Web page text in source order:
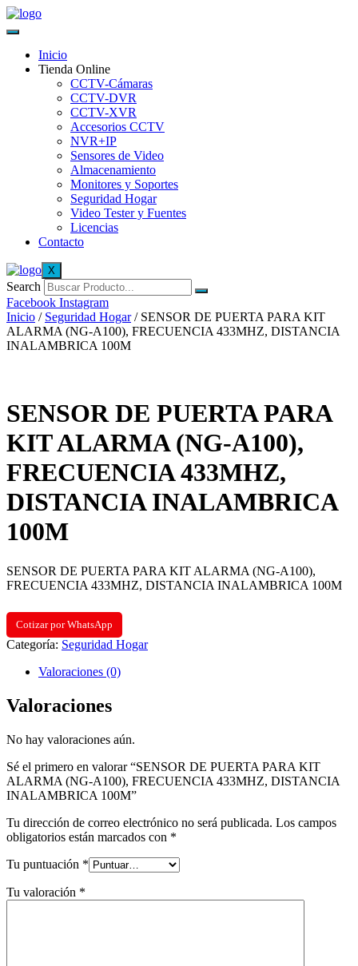
Inicio
Tienda Online
CCTV-Cámaras
CCTV-DVR
CCTV-XVR
Accesorios CCTV
NVR+IP
Sensores de Video
Almacenamiento
Monitores y Soportes
Seguridad Hogar
Video Tester y Fuentes
Licencias
Contacto
X
Search
Facebook Instagram
Inicio / Seguridad Hogar/ SENSOR DE PUERTA PARA KIT
ALARMA (NG-A100), FRECUENCIA 433MHZ, DISTANCIA
INALAMBRICA 100M
SENSOR DE PUERTA PARA
KIT ALARMA (NG-A100),
FRECUENCIA 433MHZ,
DISTANCIA INALAMBRICA
100M
SENSOR DE PUERTA PARA KIT ALARMA (NG-A100),
FRECUENCIA 433MHZ, DISTANCIA INALAMBRICA 100M
Cotizar por WhatsApp
Categoría: Seguridad Hogar
Valoraciones (0)
Valoraciones
No hay valoraciones aún.
Sé el primero en valorar “SENSOR DE PUERTA PARA KIT
ALARMA (NG-A100), FRECUENCIA 433MHZ, DISTANCIA
INALAMBRICA 100M”
Tu dirección de correo electrónico no será publicada. Los campos
obligatorios están marcados con *
Tu puntuación *
Tu valoración *